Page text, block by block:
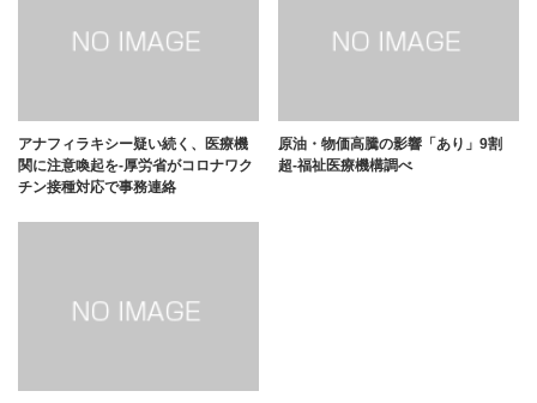
アナフィラキシー疑い続く、医療機
関に注意喚起を-厚労省がコロナワク
チン接種対応で事務連絡
原油・物価高騰の影響「あり」9割
超-福祉医療機構調べ